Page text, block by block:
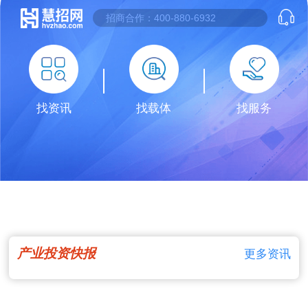
找资讯 找载体 找服务
产业投资快报 更多资讯